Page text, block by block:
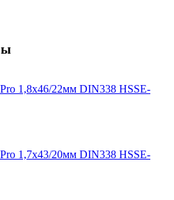
1,8x46/22мм DIN338 HSSE-
1,7x43/20мм DIN338 HSSE-